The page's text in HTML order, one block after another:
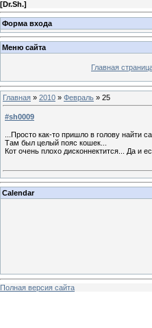
[Dr.Sh.]
Форма входа
Меню сайта
Главная
Главная » 2010 » Февраль » 25
#sh0009
...Просто как-то пришло в голову найти
Там был целый пояс кошек...
Кот очень плохо дисконнектится... Да и
Calendar
Полная версия сайта